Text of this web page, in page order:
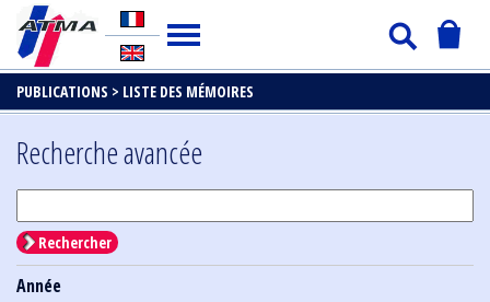
PUBLICATIONS > LISTE DES MÉMOIRES
Recherche avancée
Rechercher
Année